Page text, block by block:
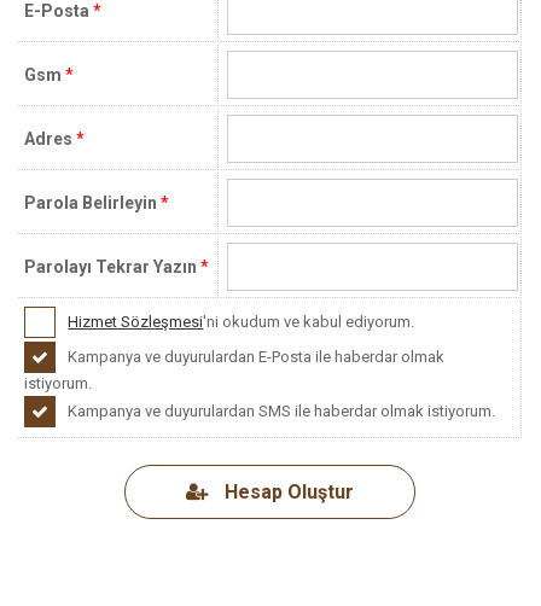
E-Posta *
Gsm *
Adres *
Parola Belirleyin *
Parolayı Tekrar Yazın *
Hizmet Sözleşmesi'ni okudum ve kabul ediyorum.
Kampanya ve duyurulardan E-Posta ile haberdar olmak
istiyorum.
Kampanya ve duyurulardan SMS ile haberdar olmak istiyorum.
Hesap Oluştur